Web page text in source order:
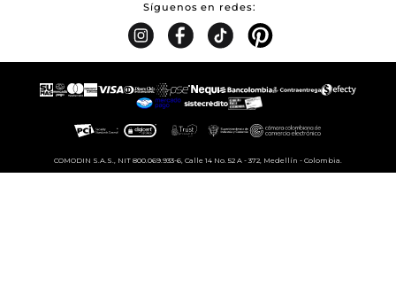
Síguenos en redes
COMODIN S.A.S., NIT 800.069.933-6, Calle 14 No. 52 A - 372, Medellín - Colombia.